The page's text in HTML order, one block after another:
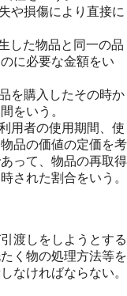
や損傷により直接に
した物品と同一の品
に必要な金額をい
を購入したその時か
をいう。
用者の使用期間、使
品の価値の定価を考
って、物品の再取得
された割合をいう。
渡しをしようとする
く物の処理方法等を
なければならない。